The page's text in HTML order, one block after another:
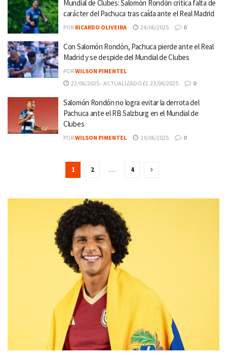
Mundial de Clubes: Salomón Rondón critica falta de
carácter del Pachuca tras caída ante el Real Madrid
POR RICARDO OLIVEIRA 24/06/2025 0
Con Salomón Rondón, Pachuca pierde ante el Real
Madrid y se despide del Mundial de Clubes
PORWILSON PIMENTEL
22/06/2025 - ACTUALIZADO EL 23/06/2025
0
Salomón Rondón no logra evitar la derrota del
Pachuca ante el RB Salzburg en el Mundial de
Clubes
PORWILSON PIMENTEL 19/06/2025 0
1 2 … 4